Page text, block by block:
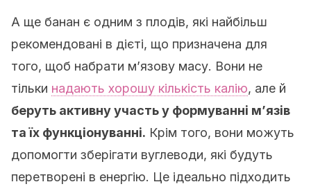
А ще банан є одним з плодів, які найбільш
рекомендовані в дієті, що призначена для
того, щоб набрати м’язову масу. Вони не
тільки надають хорошу кількість калію, але й
беруть активну участь у формуванні м’язів
та їх функціонуванні. Крім того, вони можуть
допомогти зберігати вуглеводи, які будуть
перетворені в енергію. Це ідеально підходить